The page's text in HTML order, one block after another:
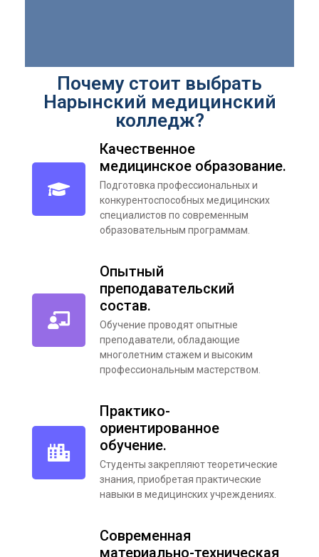
Почему стоит выбрать
Нарынский медицинский
колледж?
Качественное
медицинское образование.
Подготовка профессиональных и
конкурентоспособных медицинских
специалистов по современным
образовательным программам.
Опытный
преподавательский
состав.
Обучение проводят опытные
преподаватели, обладающие
многолетним стажем и высоким
профессиональным мастерством.
Практико-
ориентированное
обучение.
Студенты закрепляют теоретические
знания, приобретая практические
навыки в медицинских учреждениях.
Современная
материально-техническая